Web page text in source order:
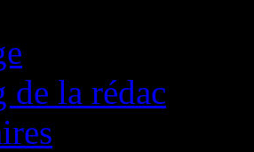
de la rédac